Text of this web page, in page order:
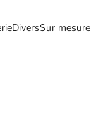
DiversSur mesure